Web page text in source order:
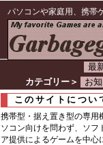
パソコンや家庭用、携帯
最
カテゴリー＞
お
このサイトについ
携帯型・据え置き型の専用
ソコン向けを問わず、ソフ
ア提供によるゲームを中心